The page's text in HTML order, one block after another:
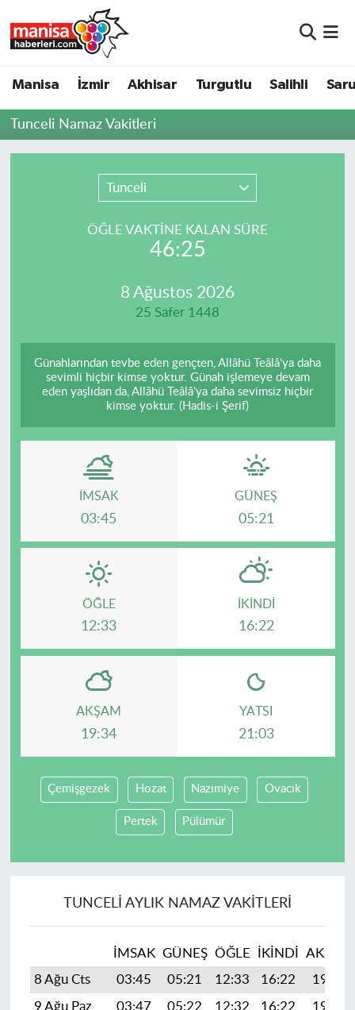
Manisa İzmir Akhisar Turgutlu Salihli
Tunceli Namaz Vakitleri
Tunceli
ÖĞLE VAKTİNE KALAN SÜRE
46:25
8 Ağustos 2026
25 Safer 1448
Günahlarından tevbe eden gençten, Allâhü Teâlâ’ya daha
sevimli hiçbir kimse yoktur. Günah işlemeye devam
eden yaşlıdan da, Allâhü Teâlâ’ya daha sevimsiz hiçbir
kimse yoktur. (Hadis-i Şerif)
İMSAK
03:45
GÜNEŞ
05:21
ÖĞLE
12:33
İKINDI
16:22
AKŞAM
19:34
YATSI
21:03
Çemişgezek Hozat Nazımiye Ovacık
Pertek Pülümür
TUNCELI AYLIK NAMAZ VAKITLERI
İMSAK GÜNEŞ ÖĞLE İKINDI
AKŞAM
8 Ağu Cts
03:45 05:21 12:33 16:22
19:34
9 Ağu Paz
03:47 05:22 12:32 16:22
19:33
Akhisar
Resmi İlanlar
Manisa Nöbetçi Eczaneler
Manisa Namaz Vakitleri
Manisa Trafik Yoğunluk Haritası
Süper Lig Puan Durumu ve Fikstür
Son Dakika Haberleri
Haber Arşivi